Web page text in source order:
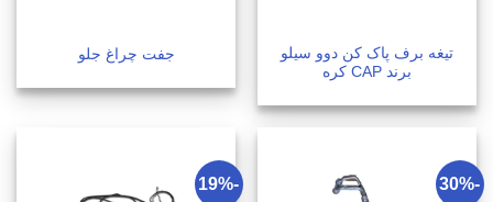
تیغه برف پاک کن دوو سیلو
برند CAP کره
جفت چراغ جلو
-30%
-19%